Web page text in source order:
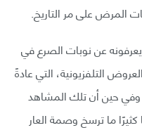
المرض على مر التاريخ.
عن نوبات الصرع في
التلفزيونية، التي عادةً
وفي حين أن تلك المشاهد
ما ترسخ وصمة العار